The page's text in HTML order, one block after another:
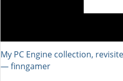
My PC Engine collection,
― finngamer